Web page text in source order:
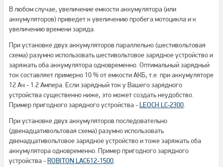
В любом случае, увеличение емкости аккумулятора (или
аккумуляторов) приведет к увеличению пробега мотоцикла и к
увеличению времени заряда.
При установке двух аккумуляторов параллельно (шестивольтовая
схема) разумно использовать шестивольтовое зарядное устройство и
заряжать оба аккумулятора одновременно. Оптимальный зарядный
ток составляет примерно 10 % от емкости АКБ, т.е. при аккумуляторе
12 Ач - 1.2 Ампера. Если зарядный ток у Вашего зарядного
устройства существенно ниже, это может создать неудобство.
Пример пригодного зарядного устройства - LEOCH LC-2300.
При установке двух аккумуляторов последовательно
(двенадцативольтовая схема) разумно использовать
двенадцативольтовое зарядное устройство и тоже заряжать оба
аккумулятора одновременно. Пример пригодного зарядного
устройства -ROBITON LAC612-1500.